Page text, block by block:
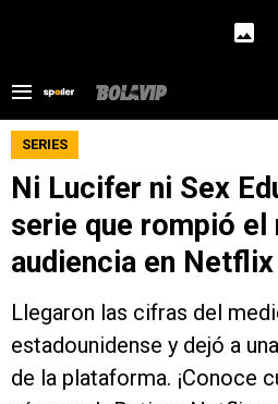
SERIES
Ni Lucifer ni Sex
serie que rompió el
audiencia en
Llegaron las cifras del
estadounidense y dejó a
de la plataforma. ¡Conoce